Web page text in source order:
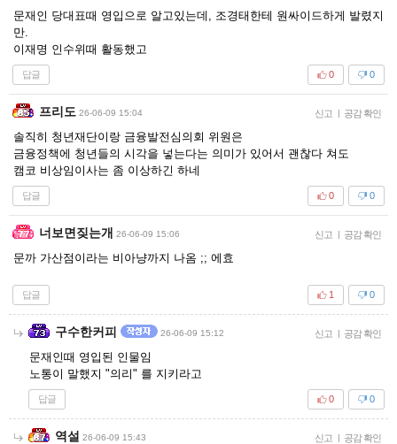
문재인 당대표때 영입으로 알고있는데, 조경태한테 원싸이드하게 발렸지
만.
이재명 인수위때 활동했고
답글 0
0
프리도 26-06-09 15:04 신고 | 공감 확인
솔직히 청년재단이랑 금융발전심의회 위원은
금융정책에 청년들의 시각을 넣는다는 의미가 있어서 괜찮다 쳐도
캠코 비상임이사는 좀 이상하긴 하네
답글 0
0
너보면짖는개 26-06-09 15:06 신고 | 공감 확인
문까 가산점이라는 비아냥까지 나옴 ;; 에효
답글 0
1
구수한커피 26-06-09 15:12 신고 | 공감 확인
문재인때 영입된 인물임
노통이 말했지 "의리" 를 지키라고
답글 0
0
역설 26-06-09 15:43 신고 | 공감 확인